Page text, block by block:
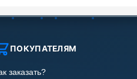
ПОКУПАТЕЛЯМ
заказать?